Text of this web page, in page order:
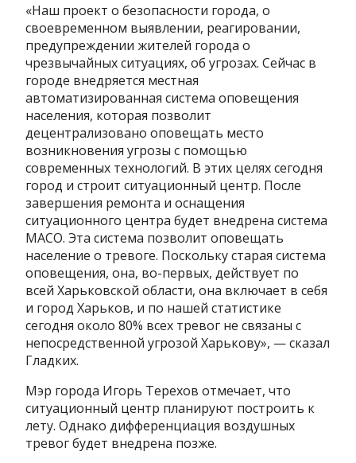
«Наш проект о безопасности города, о
своевременном выявлении, реагировании,
предупреждении жителей города о
чрезвычайных ситуациях, об угрозах. Сейчас в
городе внедряется местная
автоматизированная система оповещения
населения, которая позволит
децентрализовано оповещать место
возникновения угрозы с помощью
современных технологий. В этих целях сегодня
город и строит ситуационный центр. После
завершения ремонта и оснащения
ситуационного центра будет внедрена система
МАСО. Эта система позволит оповещать
население о тревоге. Поскольку старая система
оповещения, она, во-первых, действует по
всей Харьковской области, она включает в себя
и город Харьков, и по нашей статистике
сегодня около 80% всех тревог не связаны с
непосредственной угрозой Харькову», — сказал
Гладких.
Мэр города Игорь Терехов отмечает, что
ситуационный центр планируют построить к
лету. Однако дифференциация воздушных
тревог будет внедрена позже.